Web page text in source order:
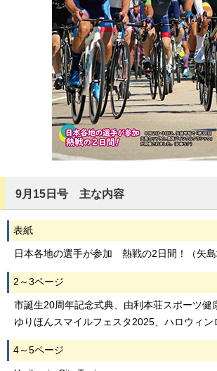
9月15日号 主な内容
表紙
日本各地の選手が参加 熱戦の2日間！（矢島
2～3ページ
市誕生20周年記念式典、由利本荘スポーツ健
ゆりほんスマイルフェスタ2025、ハロウィン
4～5ページ